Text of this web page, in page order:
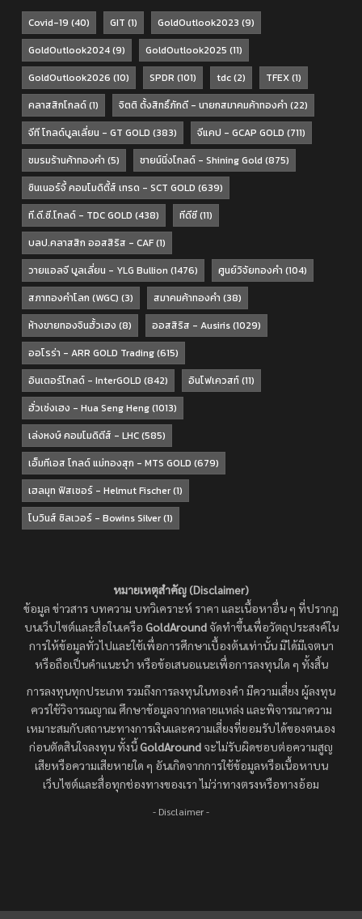
Covid-19 (40) GIT (1) GoldOutlook2023 (9)
GoldOutlook2024(9) GoldOutlook2025 (11)
GoldOutlook2026 (10) SPDR (101) tdc(2) TFEX(1)
คลาสสิกโกลด์(1) จิตติ ตั้งสิทธิ์ภักดี - นายกสมาคมค้าทองคำ (22)
จีที โกลด์บูลเลี่ยน - GT GOLD (383) จีแคป - GCAP GOLD (711)
ชมรมร้านค้าทองคำ (5) ชายน์นิ่งโกลด์ - Shining Gold (875)
ซินเนอร์จี้ คอมโมดิตี้ส์ เทรด - SCT GOLD (639)
ที.ดี.ซี.โกลด์ - TDC GOLD (438) ทีดีซี(11)
บลป.คลาสสิก ออสสิริส - CAF(1)
วายแอลจี บูลเลี่ยน - YLG Bullion (1476) ศูนย์วิจัยทองคำ (104)
สภาทองคำโลก (WGC) (3) สมาคมค้าทองคำ (38)
ห้างขายทองจินฮั้วเฮง (8) ออสสิริส - Ausiris(1029)
ออโรร่า - ARR GOLD Trading(615)
อินเตอร์โกลด์ - InterGOLD (842) อินโฟเควสท์(11)
ฮั่วเซ่งเฮง - Hua Seng Heng(1013)
เล่งหงษ์ คอมโมดิตีส์ - LHC(585)
เอ็มทีเอส โกลด์ แม่ทองสุก - MTS GOLD (679)
เฮลมุท ฟิสเชอร์ - Helmut Fischer(1)
โบวินส์ ซิลเวอร์ - Bowins Silver(1)
หมายเหตุสำคัญ (Disclaimer)
ข้อมูล ข่าวสาร บทความ บทวิเคราะห์ ราคา และเนื้อหาอื่น ๆ ที่ปรากฏ
บนเว็บไซต์และสื่อในเครือ GoldAroundจัดทำขึ้นเพื่อวัตถุประสงค์ใน
การให้ข้อมูลทั่วไปและใช้เพื่อการศึกษาเบื้องต้นเท่านั้น มิได้มีเจตนา
หรือถือเป็นคำแนะนำ หรือข้อเสนอแนะเพื่อการลงทุนใด ๆ ทั้งสิ้น
การลงทุนทุกประเภท รวมถึงการลงทุนในทองคำ มีความเสี่ยง ผู้ลงทุน
ควรใช้วิจารณญาณ ศึกษาข้อมูลจากหลายแหล่ง และพิจารณาความ
เหมาะสมกับสถานะทางการเงินและความเสี่ยงที่ยอมรับได้ของตนเอง
ก่อนตัดสินใจลงทุน ทั้งนี้GoldAround จะไม่รับผิดชอบต่อความสูญ
เสียหรือความเสียหายใด ๆ อันเกิดจากการใช้ข้อมูลหรือเนื้อหาบน
เว็บไซต์และสื่อทุกช่องทางของเรา ไม่ว่าทางตรงหรือทางอ้อม
- Disclaimer -